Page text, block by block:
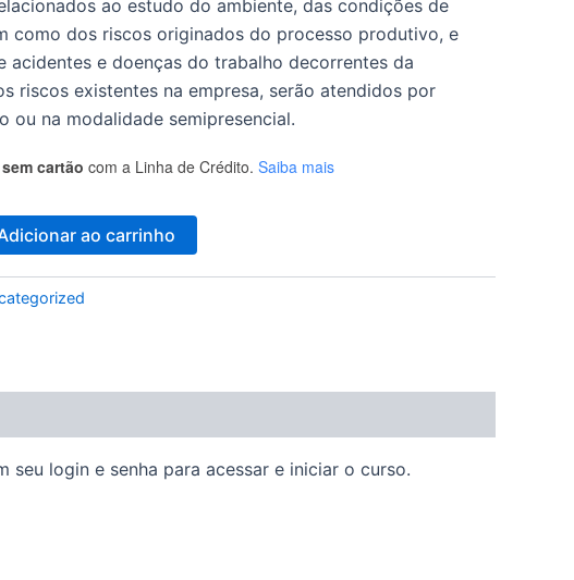
ao estudo do ambiente, das condições de
como dos riscos originados do processo produtivo, e
acidentes e doenças do trabalho decorrentes da
riscos existentes na empresa, serão atendidos por
ou na modalidade semipresencial.
cartão com a Linha de Crédito. Saiba mais
ao carrinho
login e senha para acessar e iniciar o curso.